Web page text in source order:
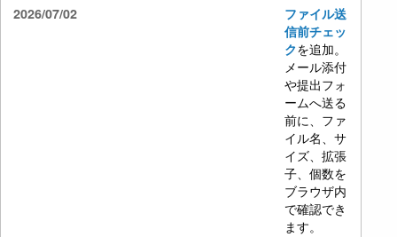
2026/07/02
ファイル送
信前チェッ
クを追加。
メール添付
や提出フォ
ームへ送る
前に、ファ
イル名、サ
イズ、拡張
子、個数を
ブラウザ内
で確認でき
ます。